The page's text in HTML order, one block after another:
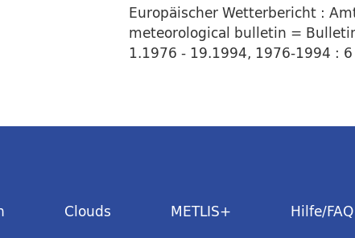
Europäischer Wetterbericht :
meteorological bulletin =
1.1976 - 19.1994, 1976-1994 :
Clouds METLIS+ Hilfe/FAQ